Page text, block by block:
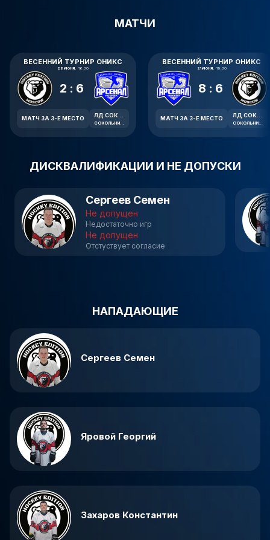
МАТЧИ
ВЕСЕННИЙ ТУРНИР ОНИКС
28 ИЮНЯ, 16:30
2:6
МАТЧ ЗА 3-Е МЕСТО
ВЕСЕННИЙ ТУРНИР ОНИКС
21 ИЮНЯ, 19:30
8:6
МАТЧ ЗА 3-Е МЕСТО
ДИСКВАЛИФИКАЦИИ И НЕ ДОПУСКИ
Сергеев Семен
Не допущен
Недостаточно игр
Не допущен
Отстуствует согласие
НАПАДАЮЩИЕ
Сергеев Семен
Яровой Георгий
Захаров Константин